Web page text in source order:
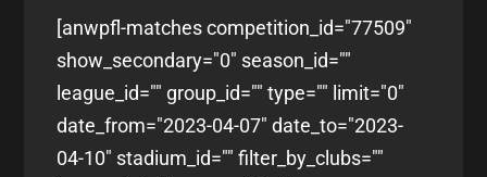
[anwpfl-matches competition_id="77509"
show_secondary="0" season_id=""
league_id="" group_id="" type="" limit="0"
date_from="2023-04-07" date_to="2023-
04-10" stadium_id="" filter_by_clubs=""